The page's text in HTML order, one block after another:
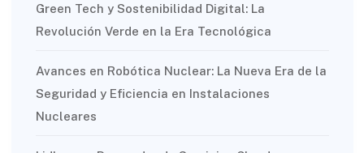
Green Tech y Sostenibilidad Digital: La
Revolución Verde en la Era Tecnológica
Avances en Robótica Nuclear: La Nueva Era de la
Seguridad y Eficiencia en Instalaciones
Nucleares